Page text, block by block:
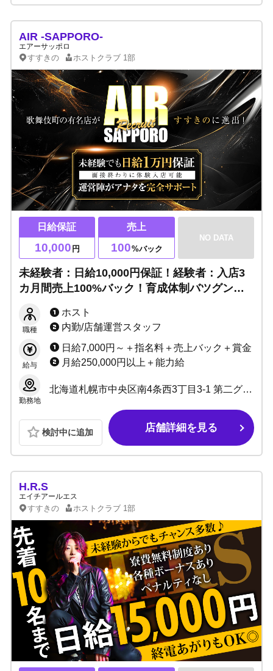
AIR -SAPPORO-
エアーサッポロ
すすきの ホストクラブ 1部
日給保証
10,000 円
売上
100%バック
NO DATA
未経験者：日給10,000円保証！経験者：入店3
カ月間売上100%バック！育成体制バツグン◎
く毎日楽しく働けます！
職種
ホスト
内勤/店舗運営スタッフ
給与
日給7,000円～＋指名料＋売上バック＋賞金
月給250,000円以上＋能力給
勤務地
北海道札幌市中央区南4条西3丁目3-1 第二グリーンビル 5F
検討中に追加 店舗詳細を見る
H.R.S
エイチアールエス
すすきの ホストクラブ 1部